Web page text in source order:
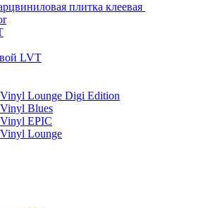
плитка клеевая
LVT
Lounge Digi Edition
Blues
EPIC
Lounge